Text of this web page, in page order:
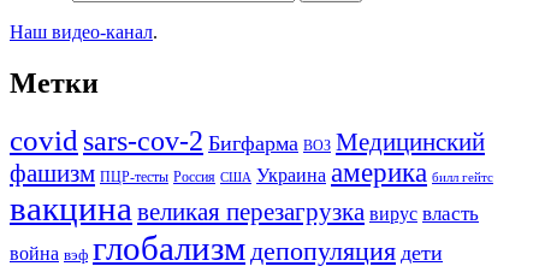
Наш видео-канал.
Метки
covid sars-cov-2 Бигфарма ВОЗ Медицинский
фашизм ПЦР-тесты Россия США Украина америка билл гейтс
вакцина великая перезагрузка вирус власть
война вэф глобализм депопуляция дети